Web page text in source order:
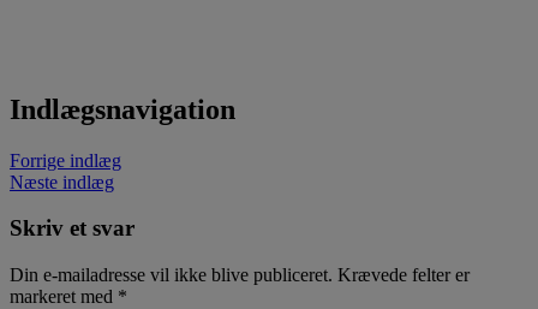
Indlægsnavigation
Forrige indlæg
Næste indlæg
Skriv et svar
Din e-mailadresse vil ikke blive publiceret. Krævede felter er
markeret med *